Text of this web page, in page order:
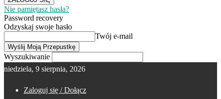
Nie pamiętasz hasła?
Password recovery
Odzyskaj swoje hasło
Twój e-mail
Wyszukiwanie
niedziela, 9 sierpnia, 2026
Zaloguj się / Dołącz